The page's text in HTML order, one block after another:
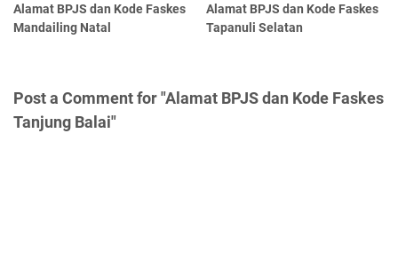
Alamat BPJS dan Kode Faskes
Mandailing Natal
Alamat BPJS dan Kode Faskes
Tapanuli Selatan
Post a Comment for "Alamat BPJS dan Kode Faskes
Tanjung Balai"